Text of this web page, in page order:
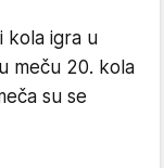
kola igra u
meču 20. kola
su se